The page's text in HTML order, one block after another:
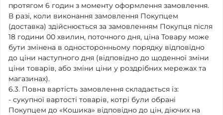
протягом 6 годин з моменту оформлення замовлення.
В разі, коли виконання замовлення Покупцем
(доставка) здійснюється за замовленням Покупця після
18 години 00 хвилин, поточного дня, ціна Товару може
бути змінена в односторонньому порядку відповідно
до ціни наступного дня (відповідно до щоденної зміни
ціни товарів, або зміни ціни у роздрібних мережах та
магазинах).
6.3. Повна вартість замовлення складається із:
- сукупної вартості товарів, котрі були обрані
Покупцем до «Кошика» відповідно до цін, діючих на